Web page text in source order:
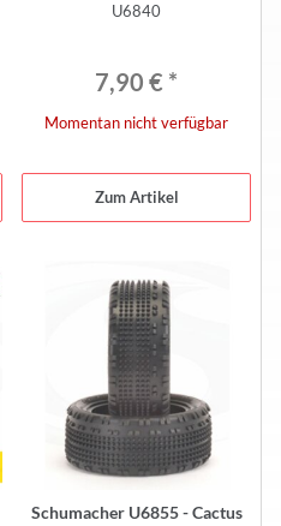
GELB (2 Stück)
U6840
7,90 € *
Momentan nicht verfügbar
Zum Artikel
Schumacher U6855 - Cactus